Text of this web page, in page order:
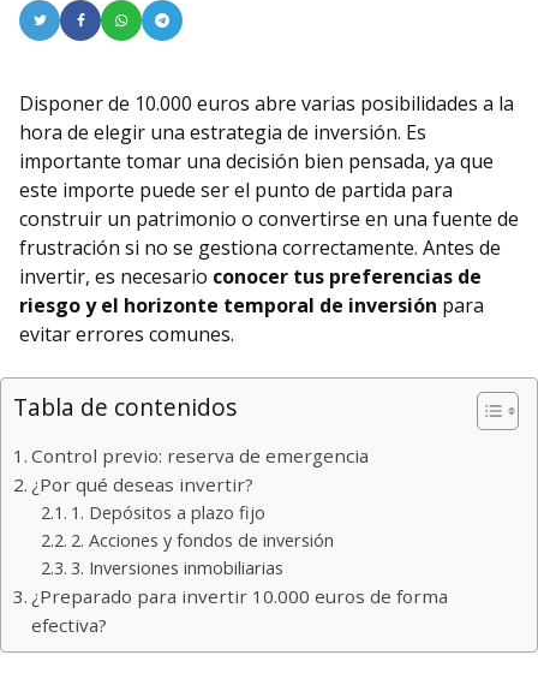
Disponer de 10.000 euros abre varias posibilidades a la
hora de elegir una estrategia de inversión. Es
importante tomar una decisión bien pensada, ya que
este importe puede ser el punto de partida para
construir un patrimonio o convertirse en una fuente de
frustración si no se gestiona correctamente. Antes de
invertir, es necesario conocer tus preferencias de
riesgo y el horizonte temporal de inversión para
evitar errores comunes.
Tabla de contenidos
Control previo: reserva de emergencia
¿Por qué deseas invertir?
1. Depósitos a plazo fijo
2. Acciones y fondos de inversión
3. Inversiones inmobiliarias
¿Preparado para invertir 10.000 euros de forma
efectiva?